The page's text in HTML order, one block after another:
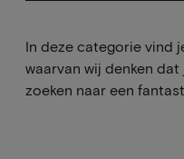
In deze categorie vind
waarvan wij denken
zoeken naar een